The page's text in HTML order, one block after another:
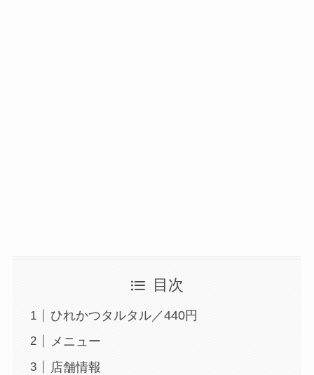
目次
ひれかつタルタル／440円
メニュー
店舗情報